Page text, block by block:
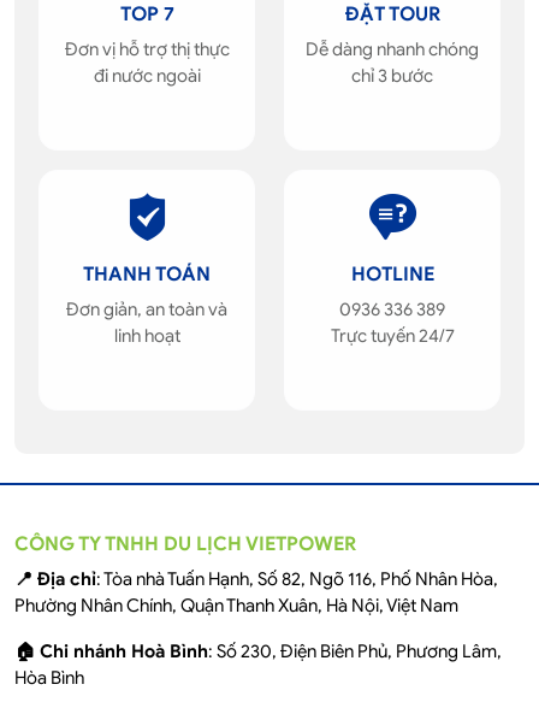
TOP 7
Đơn vị hỗ trợ thị thực
đi nước ngoài
ĐẶT TOUR
Dễ dàng nhanh chóng
chỉ 3 bước
THANH TOÁN
Đơn giản, an toàn và
linh hoạt
HOTLINE
0936 336 389
Trực tuyến 24/7
CÔNG TY TNHH DU LỊCH VIETPOWER
📍 Địa chỉ: Tòa nhà Tuấn Hạnh, Số 82, Ngõ 116, Phố Nhân Hòa,
Phường Nhân Chính, Quận Thanh Xuân, Hà Nội, Việt Nam
🏠 Chi nhánh Hoà Bình: Số 230, Điện Biên Phủ, Phương Lâm,
Hòa Bình